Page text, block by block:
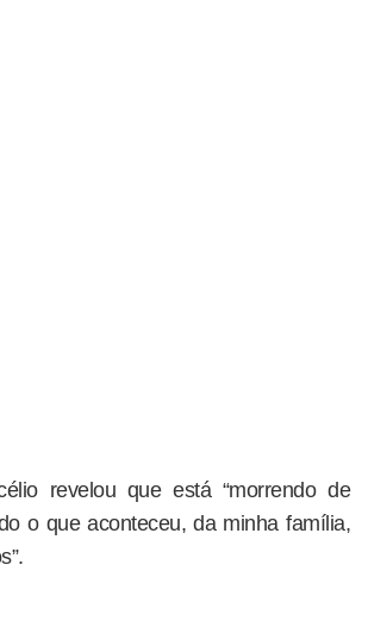
revelou que está “morrendo de
o que aconteceu, da minha família,